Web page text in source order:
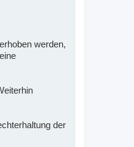
werden,
der